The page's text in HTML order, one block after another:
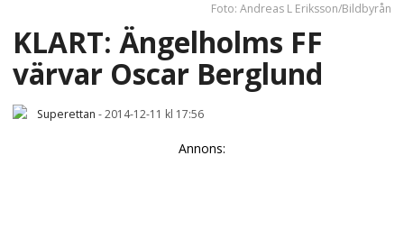
Foto: Andreas L Eriksson/Bildbyrån
KLART: Ängelholms FF
värvar Oscar Berglund
Superettan -2014-12-11 kl 17:56
Annons: